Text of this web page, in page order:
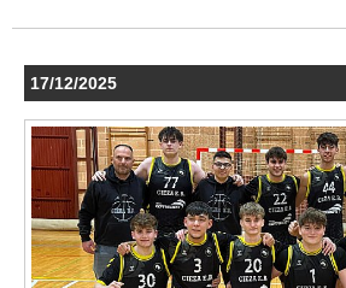
17/12/2025